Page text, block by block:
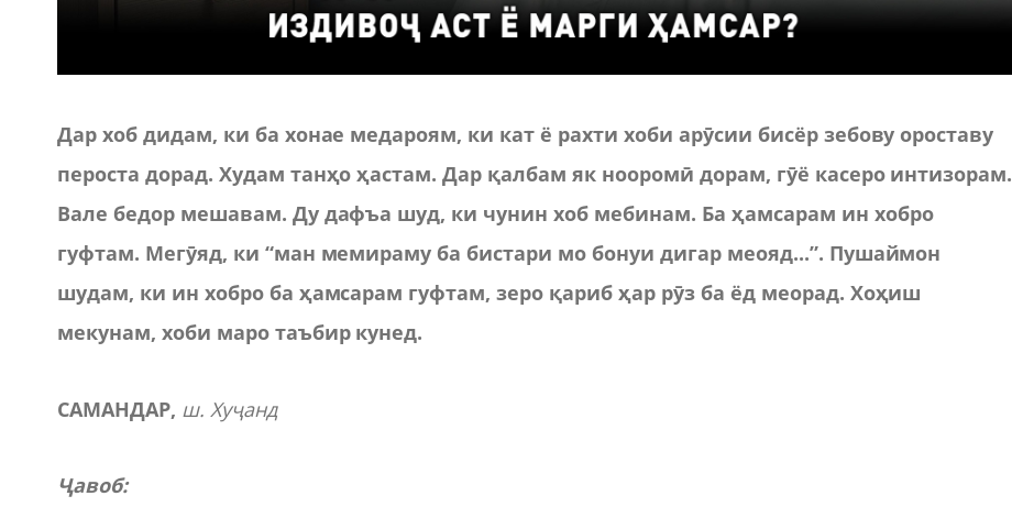
Дар хоб дидам, ки ба хонае медароям, ки кат ё рахти хоби арӯсии бисёр зебову ороставу
пероста дорад. Худам танҳо ҳастам. Дар қалбам як нооромӣ дорам, гӯё касеро интизорам.
Вале бедор мешавам. Ду дафъа шуд, ки чунин хоб мебинам. Ба ҳамсарам ин хобро
гуфтам. Мегӯяд, ки “ман мемираму ба бистари мо бонуи дигар меояд...”. Пушаймон
шудам, ки ин хобро ба ҳамсарам гуфтам, зеро қариб ҳар рӯз ба ёд меорад. Хоҳиш
мекунам, хоби маро таъбир кунед.
САМАНДАР, ш. Хуҷанд
Ҷавоб: